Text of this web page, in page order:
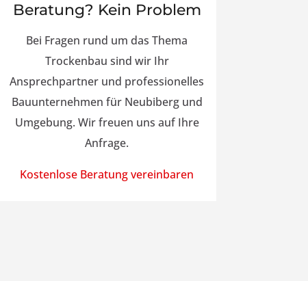
Beratung? Kein Problem
Bei Fragen rund um das Thema
Trockenbau sind wir Ihr
Ansprechpartner und professionelles
Bauunternehmen für Neubiberg und
Umgebung. Wir freuen uns auf Ihre
Anfrage.
Kostenlose Beratung vereinbaren